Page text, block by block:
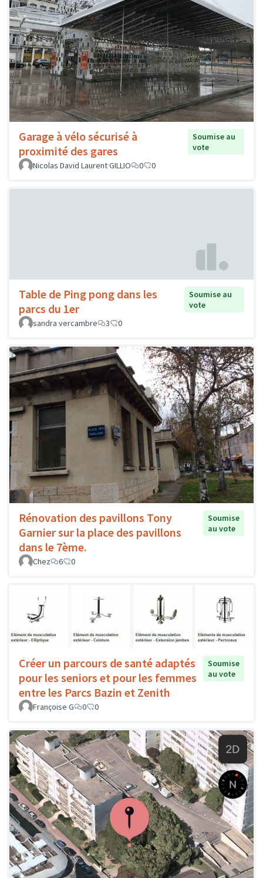
Garage à vélo sécurisé à
proximité des gares
Soumise au
vote
Nicolas David Laurent GILLIO
0 0
Table de Ping pong dans les
parcs du 1er
Soumise au
vote
sandra vercambre
3 0
Rénovation des pavillons Tony
Garnier sur la place des pavillons
dans le 7ème.
Soumise
au vote
Chez 6 0
Créer un parcours de santé adaptés
pour les seniors et pour les femmes
entre les Parcs Bazin et Zenith
Soumise
au vote
Françoise G 0 0